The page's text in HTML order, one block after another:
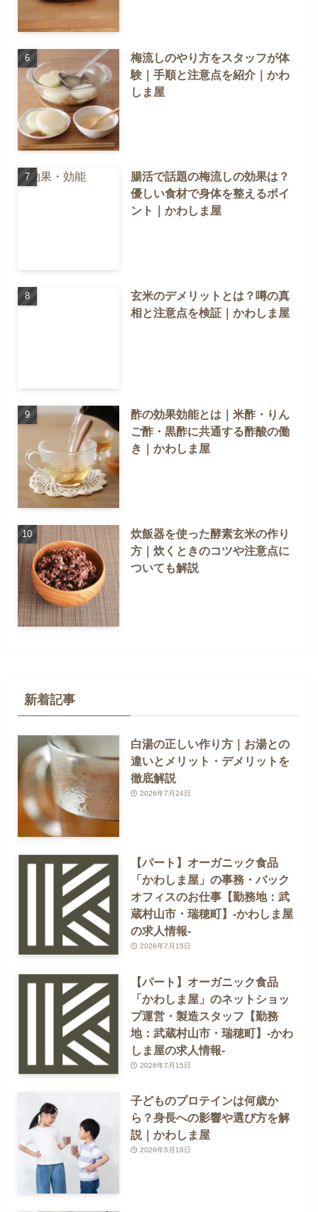
梅流しのやり方をスタッフが体
験｜手順と注意点を紹介｜かわ
しま屋
腸活で話題の梅流しの効果は？
優しい食材で身体を整えるポイ
ント｜かわしま屋
玄米のデメリットとは？噂の真
相と注意点を検証｜かわしま屋
酢の効果効能とは｜米酢・りん
ご酢・黒酢に共通する酢酸の働
き｜かわしま屋
炊飯器を使った酵素玄米の作り
方｜炊くときのコツや注意点に
ついても解説
新着記事
白湯の正しい作り方｜お湯との
違いとメリット・デメリットを
徹底解説
2026年7月24日
【パート】オーガニック食品
「かわしま屋」の事務・バック
オフィスのお仕事【勤務地：武
蔵村山市・瑞穂町】-かわしま屋
の求人情報-
2026年7月15日
【パート】オーガニック食品
「かわしま屋」のネットショッ
プ運営・製造スタッフ【勤務
地：武蔵村山市・瑞穂町】-かわ
しま屋の求人情報-
2026年7月15日
子どものプロテインは何歳か
ら？身長への影響や選び方を解
説｜かわしま屋
2026年5月18日